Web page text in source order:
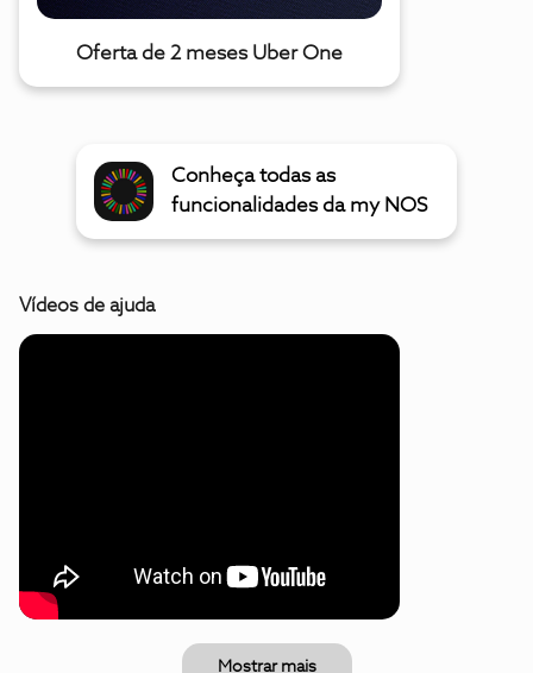
Oferta de 2 meses Uber One
Conheça todas as
funcionalidades da my NOS
Vídeos de ajuda
Mostrar mais